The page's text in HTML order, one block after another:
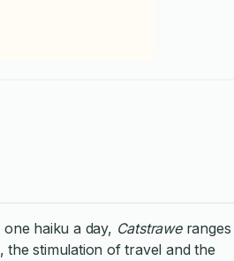
haiku a day, Catstraweranges
stimulation of travel and the